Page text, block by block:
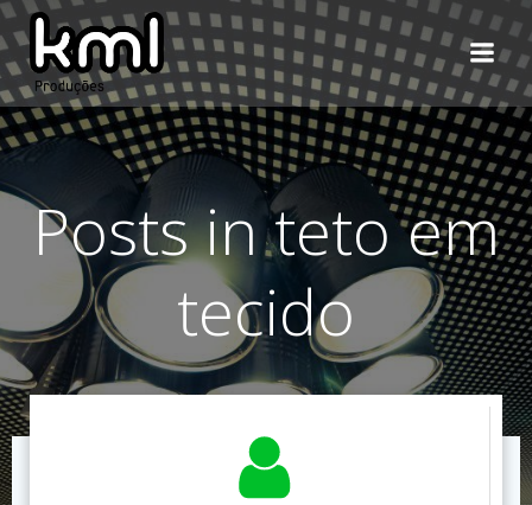
Pular
para
o
conteúdo
Posts in teto em
tecido